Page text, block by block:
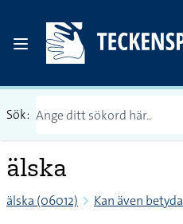
Sök:
älska
älska (06012) Kan även betyda